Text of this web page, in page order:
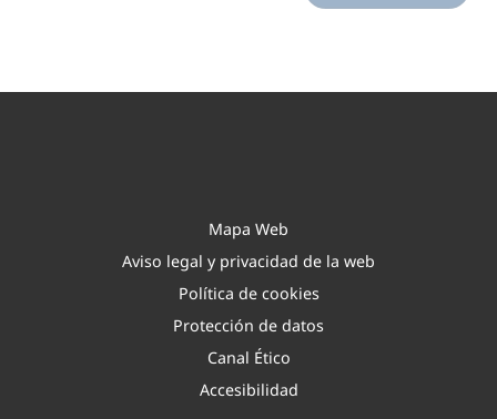
Mapa Web
Aviso legal y privacidad de la web
Política de cookies
Protección de datos
Canal Ético
Accesibilidad